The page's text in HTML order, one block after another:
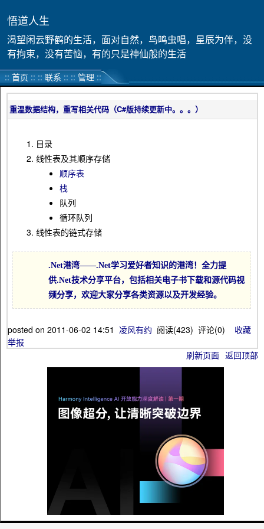
悟道人生
渴望闲云野鹤的生活，面对自然，鸟鸣虫唱，星辰为伴，没
有拘束，没有苦恼，有的只是神仙般的生活
:: 首页 :: :: 联系 :: :: 管理 ::
重温数据结构，重写相关代码（C#版持续更新中。。。）
目录
线性表及其顺序存储
顺序表
栈
队列
循环队列
线性表的链式存储
.Net港湾——.Net学习爱好者知识的港湾！全力提
供.Net技术分享平台，包括相关电子书下载和源代码视
频分享，欢迎大家分享各类资源以及开发经验。
posted on 2011-06-02 14:51 凌风有约 阅读(423) 评论(0) 收藏
举报
刷新页面 返回顶部